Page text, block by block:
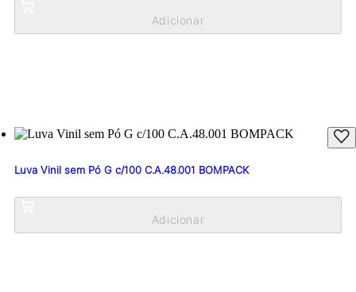
Luva Vinil sem Pó G c/100 C.A.48.001 BOMPACK